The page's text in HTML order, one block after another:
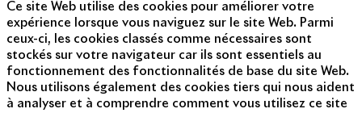
Ce site Web utilise des cookies pour améliorer votre
expérience lorsque vous naviguez sur le site Web. Parmi
ceux-ci, les cookies classés comme nécessaires sont
stockés sur votre navigateur car ils sont essentiels au
fonctionnement des fonctionnalités de base du site Web.
Nous utilisons également des cookies tiers qui nous aident
à analyser et à comprendre comment vous utilisez ce site